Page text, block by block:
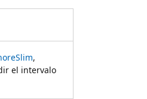
,
el intervalo